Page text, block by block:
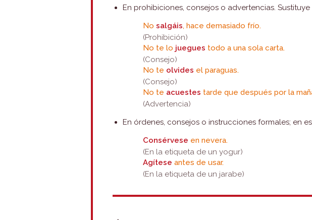
En prohibiciones, consejos o advertencias.
Nosalgáis, hace demasiado frío.
(Prohibición)
No te lo juegues todo a una sola carta.
(Consejo)
No te olvides el paraguas.
(Consejo)
No te acuestes tarde que después por la
(Advertencia)
En órdenes, consejos o instrucciones formales; en
Consérvese en nevera.
(En la etiqueta de un yogur)
Agíteseantes de usar.
(En la etiqueta de un jarabe)